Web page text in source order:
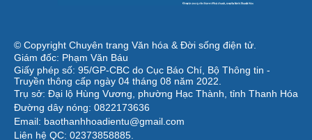
© Copyright Chuyên trang Văn hóa & Đời sống điện tử.
Giám đốc: Phạm Văn Báu
Giấy phép số: 95/GP-CBC do Cục Báo Chí, Bộ Thông tin -
Truyền thông cấp ngày 04 tháng 08 năm 2022.
Trụ sở: Đại lộ Hùng Vương, phường Hạc Thành, tỉnh Thanh Hóa
Đường dây nóng: 0822173636
Email: baothanhhoadientu@gmail.com
Liên hệ QC: 02373858885.